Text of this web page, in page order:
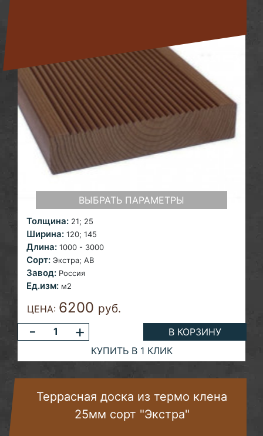
ВЫБРАТЬ ПАРАМЕТРЫ
Толщина: 21; 25
Ширина: 120; 145
Длина: 1000 - 3000
Сорт: Экстра; AB
Завод: Россия
Ед.изм: м2
ЦЕНА: 6200 руб.
- +
В КОРЗИНУ
КУПИТЬ В 1 КЛИК
Террасная доска из термо клена
25мм сорт "Экстра"